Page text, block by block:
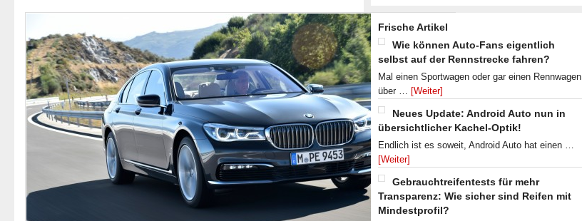
Frische Artikel
Wie können Auto-Fans eigentlich
selbst auf der Rennstrecke fahren?
Mal einen Sportwagen oder gar einen Rennwagen
über … [Weiter]
Neues Update: Android Auto nun in
übersichtlicher Kachel-Optik!
Endlich ist es soweit, Android Auto hat einen …
[Weiter]
Gebrauchtreifentests für mehr
Transparenz: Wie sicher sind Reifen mit
Mindestprofil?